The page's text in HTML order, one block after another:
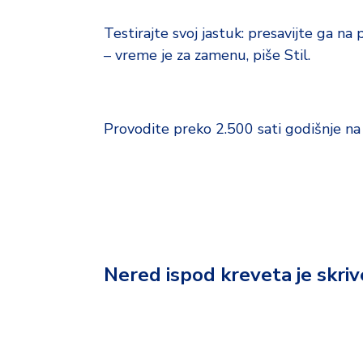
Testirajte svoj jastuk: presavijte ga na
– vreme je za zamenu, piše Stil.
Provodite preko 2.500 sati godišnje
Nered ispod kreveta je